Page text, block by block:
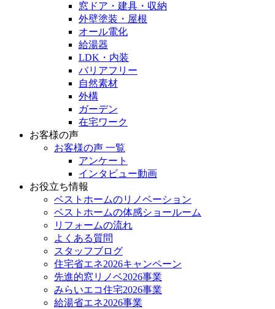
窓ドア・建具・収納
外壁塗装・屋根
オール電化
給湯器
LDK・内装
バリアフリー
自然素材
外構
ガーデン
在宅ワーク
お客様の声
お客様の声 一覧
アンケート
インタビュー動画
お役立ち情報
ベストホームのリノベーション
ベストホームの体感ショールーム
リフォームの流れ
よくある質問
スタッフブログ
住宅省エネ2026キャンペーン
先進的窓リノベ2026事業
みらいエコ住宅2026事業
給湯省エネ2026事業